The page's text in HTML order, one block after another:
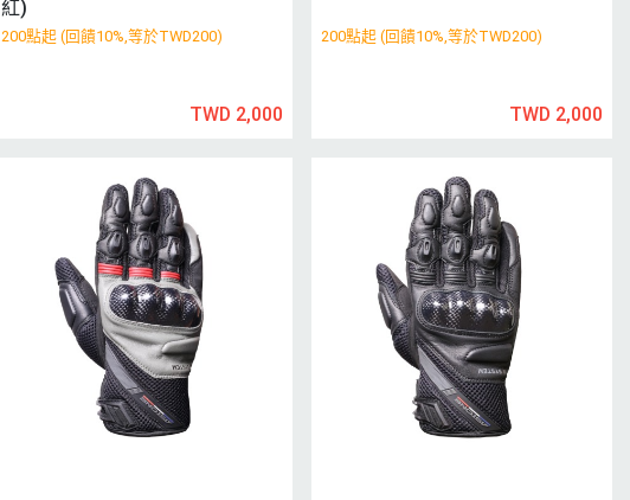
紅)
200點起 (回饋10%,等於TWD200)
TWD 2,000
200點起 (回饋10%,等於TWD200)
TWD 2,000